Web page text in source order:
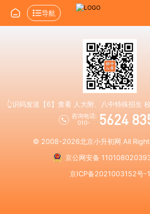
导航
👆识码发送【6】查看 人大附、八中特殊招生
咨询电话:
010-
5624
© 2008-2026北京小升初网 All
京公网安备
京ICP备2021003152号-1